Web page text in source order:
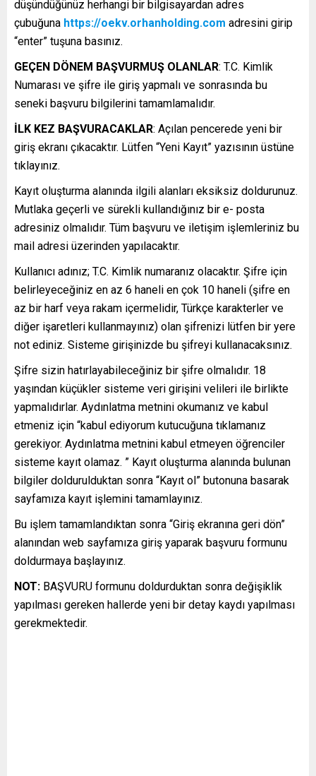
düşündüğünüz herhangi bir bilgisayardan adres
çubuğuna https://oekv.orhanholding.com adresini girip
“enter” tuşuna basınız.
GEÇEN DÖNEM BAŞVURMUŞ OLANLAR: T.C. Kimlik
Numarası ve şifre ile giriş yapmalı ve sonrasında bu
seneki başvuru bilgilerini tamamlamalıdır.
İLK KEZ BAŞVURACAKLAR: Açılan pencerede yeni bir
giriş ekranı çıkacaktır. Lütfen “Yeni Kayıt” yazısının üstüne
tıklayınız.
Kayıt oluşturma alanında ilgili alanları eksiksiz doldurunuz.
Mutlaka geçerli ve sürekli kullandığınız bir e- posta
adresiniz olmalıdır. Tüm başvuru ve iletişim işlemleriniz bu
mail adresi üzerinden yapılacaktır.
Kullanıcı adınız; T.C. Kimlik numaranız olacaktır. Şifre için
belirleyeceğiniz en az 6 haneli en çok 10 haneli (şifre en
az bir harf veya rakam içermelidir, Türkçe karakterler ve
diğer işaretleri kullanmayınız) olan şifrenizi lütfen bir yere
not ediniz. Sisteme girişinizde bu şifreyi kullanacaksınız.
Şifre sizin hatırlayabileceğiniz bir şifre olmalıdır. 18
yaşından küçükler sisteme veri girişini velileri ile birlikte
yapmalıdırlar. Aydınlatma metnini okumanız ve kabul
etmeniz için “kabul ediyorum kutucuğuna tıklamanız
gerekiyor. Aydınlatma metnini kabul etmeyen öğrenciler
sisteme kayıt olamaz. ” Kayıt oluşturma alanında bulunan
bilgiler doldurulduktan sonra “Kayıt ol” butonuna basarak
sayfamıza kayıt işlemini tamamlayınız.
Bu işlem tamamlandıktan sonra “Giriş ekranına geri dön”
alanından web sayfamıza giriş yaparak başvuru formunu
doldurmaya başlayınız.
NOT: BAŞVURU formunu doldurduktan sonra değişiklik
yapılması gereken hallerde yeni bir detay kaydı yapılması
gerekmektedir.